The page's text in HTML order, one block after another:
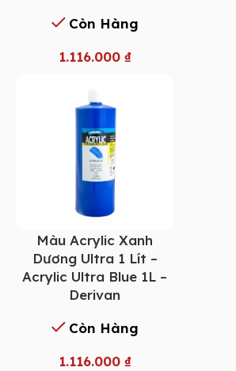
Còn Hàng
1.116.000 ₫
Màu Acrylic Xanh
Dương Ultra 1 Lít –
Acrylic Ultra Blue 1L –
Derivan
Còn Hàng
1.116.000 ₫